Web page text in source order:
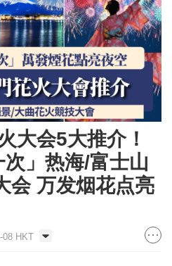
大会5大推介！
次」热海/富士山
会 万发烟花点亮
08 HKT